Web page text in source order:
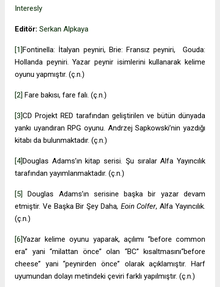
Interesly
Editör: Serkan Alpkaya
[1]Fontinella: İtalyan peyniri, Brie: Fransız peyniri, Gouda:
Hollanda peyniri. Yazar peynir isimlerini kullanarak kelime
oyunu yapmıştır. (ç.n.)
[2] Fare bakısı, fare falı. (ç.n.)
[3]CD Projekt RED tarafından geliştirilen ve bütün dünyada
yankı uyandıran RPG oyunu. Andrzej Sapkowski’nin yazdığı
kitabı da bulunmaktadır. (ç.n.)
[4]Douglas Adams’ın kitap serisi. Şu sıralar Alfa Yayıncılık
tarafından yayımlanmaktadır. (ç.n.)
[5]
Douglas Adams’ın serisine başka bir yazar devam
etmiştir. Ve Başka Bir Şey Daha, Eoin Colfer, Alfa Yayıncılık.
(ç.n.)
[6]Yazar kelime oyunu yaparak, açılımı “before common
era” yani “milattan önce” olan “BC” kısaltmasını“before
cheese” yani “peynirden önce” olarak açıklamıştır. Harf
uyumundan dolayı metindeki çeviri farklı yapılmıştır. (ç.n.)